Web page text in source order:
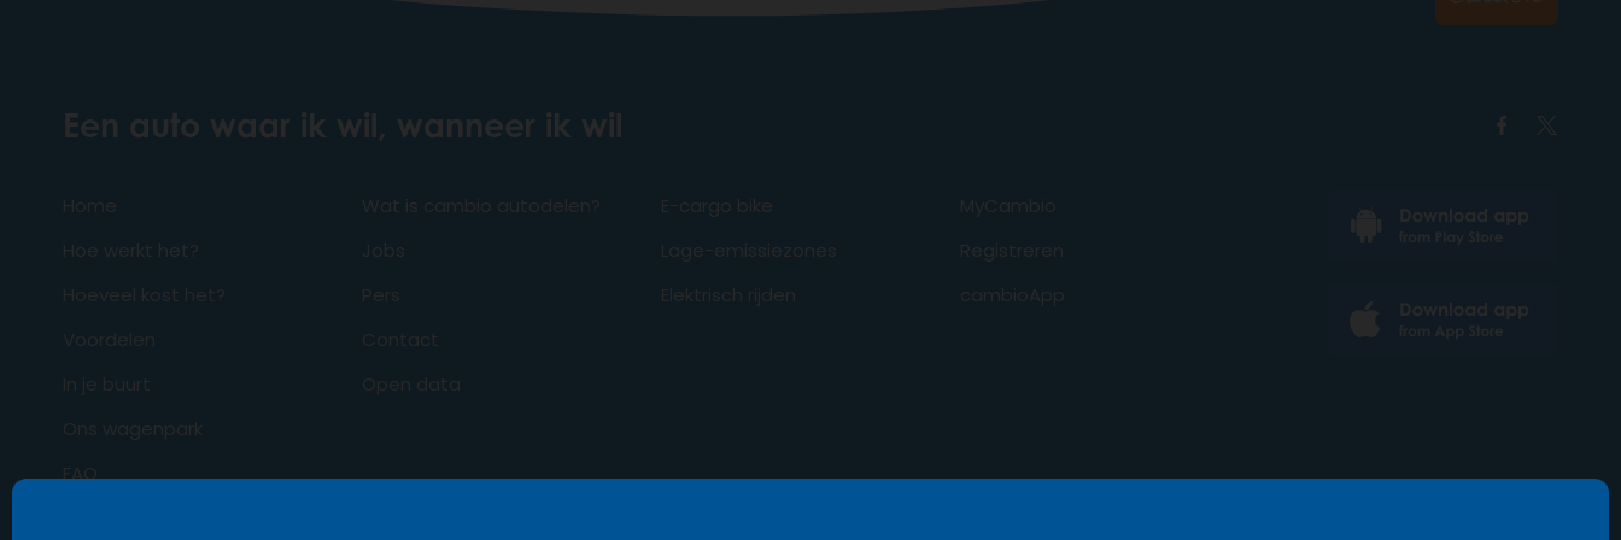
Een auto waar ik wil, wanneer ik wil
Home
Hoe werkt het?
Hoeveel kost het?
Voordelen
In je buurt
Ons wagenpark
FAQ
Wat is cambio autodelen?
Jobs
Pers
Contact
Open data
E-cargo bike
Lage-emissiezones
Elektrisch rijden
MyCambio
Registreren
cambioApp